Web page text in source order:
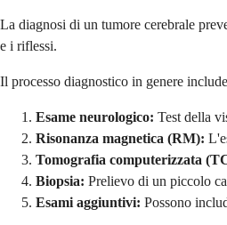
La diagnosi di un tumore cerebrale
e i riflessi.
Il processo diagnostico in genere
Esame neurologico: Test della
Risonanza magnetica (RM):
Tomografia computerizzata
Biopsia: Prelievo di un piccolo
Esami aggiuntivi: Possono